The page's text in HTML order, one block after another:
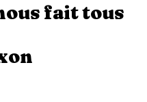
fait tous